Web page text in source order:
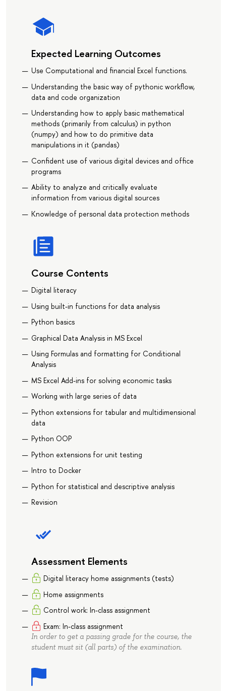
Expected Learning Outcomes
Use Computational and financial Excel functions.
Understanding the basic way of pythonic workflow,
data and code organization
Understanding how to apply basic mathematical
methods (primarily from calculus) in python
(numpy) and how to do primitive data
manipulations in it (pandas)
Confident use of various digital devices and office
programs
Ability to analyze and critically evaluate
information from various digital sources
Knowledge of personal data protection methods
Course Contents
Digital literacy
Using built-in functions for data analysis
Python basics
Graphical Data Analysis in MS Excel
Using Formulas and formatting for Conditional
Analysis
MS Excel Add-ins for solving economic tasks
Working with large series of data
Python extensions for tabular and multidimensional
data
Python OOP
Python extensions for unit testing
Intro to Docker
Python for statistical and descriptive analysis
Revision
Assessment Elements
Digital literacy home assignments (tests)
Home assignments
Control work: In-class assignment
Exam: In-class assignment
In order to get a passing grade for the course, the
student must sit (all parts) of the examination.